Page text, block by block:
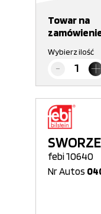
Towar na
Wybierz ilość
febi 10640
Nr Autos